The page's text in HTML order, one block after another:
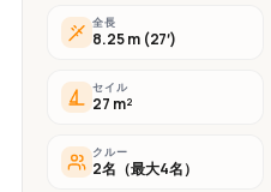
全長
8.25 m (27′)
セイル
27 m²
クルー
2名（最大4名）